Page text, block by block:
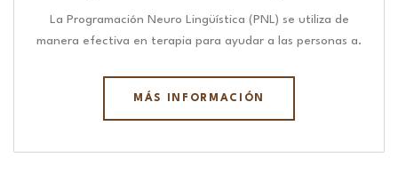
La Programación Neuro Lingüística (PNL) se utiliza de
manera efectiva en terapia para ayudar a las personas a.
MÁS INFORMACIÓN